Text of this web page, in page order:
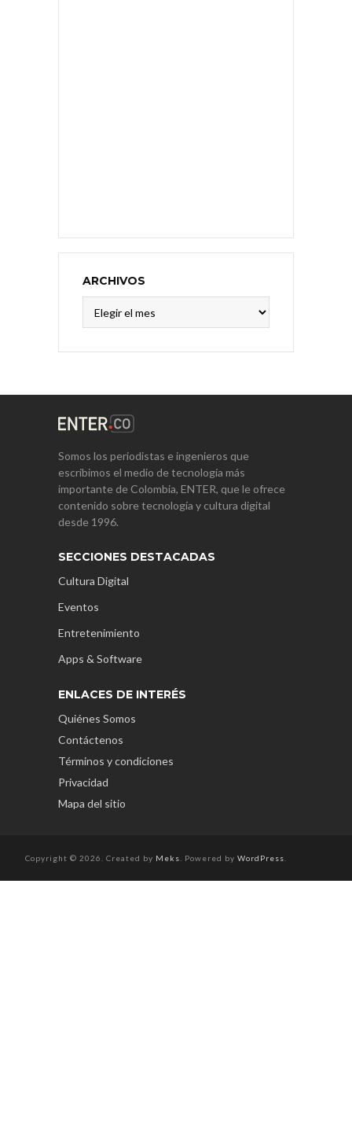
ARCHIVOS
Somos los periodistas e ingenieros que
escribimos el medio de tecnología más
importante de Colombia, ENTER, que le ofrece
contenido sobre tecnología y cultura digital
desde 1996.
SECCIONES DESTACADAS
Cultura Digital
Eventos
Entretenimiento
Apps & Software
ENLACES DE INTERÉS
Quiénes Somos
Contáctenos
Términos y condiciones
Privacidad
Mapa del sitio
Copyright © 2026. Created by Meks . Powered by WordPress